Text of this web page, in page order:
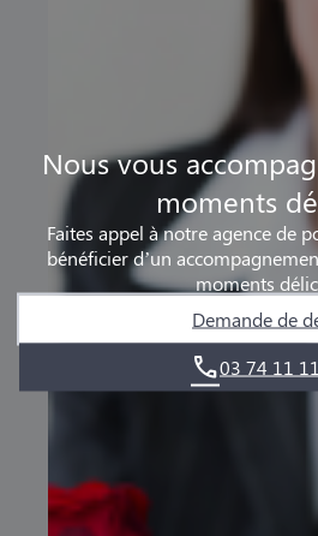
Nous vous
moments
Faites appel à notre agence de
bénéficier d’un
moments
Demande de
03 74 11